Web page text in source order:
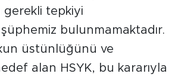
tepkiyi
bulunmamaktadır.
üstünlüğünü ve
alan HSYK, bu kararıyla